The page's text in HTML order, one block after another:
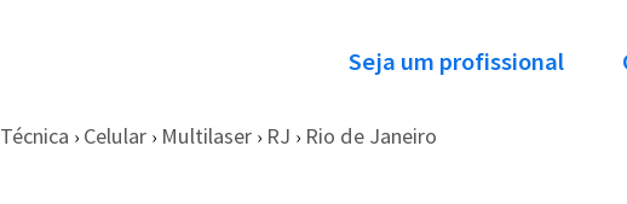
Seja um profissional
› Celular › Multilaser › RJ › Rio de Janeiro